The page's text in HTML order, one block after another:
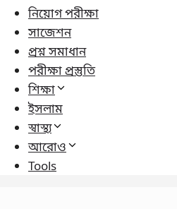
নিয়োগ পরীক্ষা
সাজেশন
প্রশ্ন সমাধান
পরীক্ষা প্রস্তুতি
শিক্ষা
ইসলাম
স্বাস্থ্য
আরোও
Tools